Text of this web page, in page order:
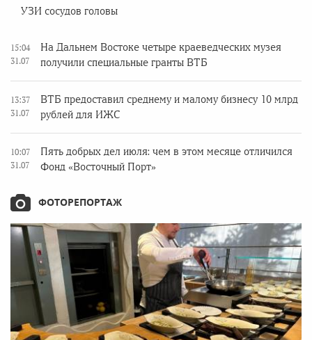
УЗИ сосудов головы
15:04
31.07
На Дальнем Востоке четыре краеведческих музея
получили специальные гранты ВТБ
13:37
31.07
ВТБ предоставил среднему и малому бизнесу 10 млрд
рублей для ИЖС
10:07
31.07
Пять добрых дел июля: чем в этом месяце отличился
Фонд «Восточный Порт»
ФОТОРЕПОРТАЖ